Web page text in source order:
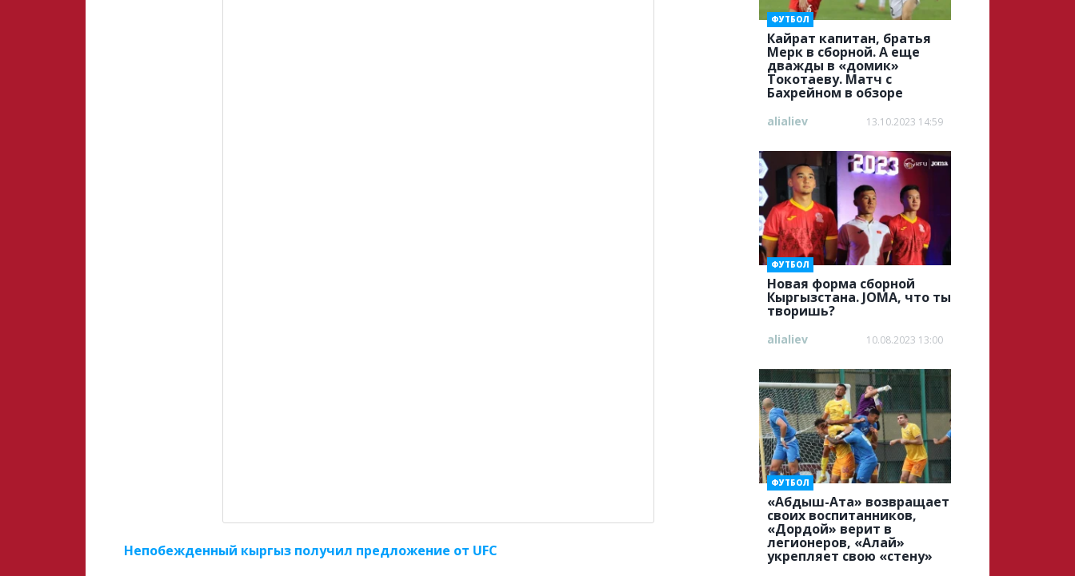
Непобежденный кыргыз получил предложение от UFC
Кайрат капитан, братья
Мерк в сборной. А еще
дважды в «домик»
Токотаеву. Матч с
Бахрейном в обзоре
ФУТБОЛ
alialiev 13.10.2023 14:59
Новая форма сборной
Кыргызстана. JOMA, что ты
творишь?
ФУТБОЛ
alialiev 10.08.2023 13:00
«Абдыш-Ата» возвращает
своих воспитанников,
«Дордой» верит в
легионеров, «Алай»
укрепляет свою «стену»
ФУТБОЛ